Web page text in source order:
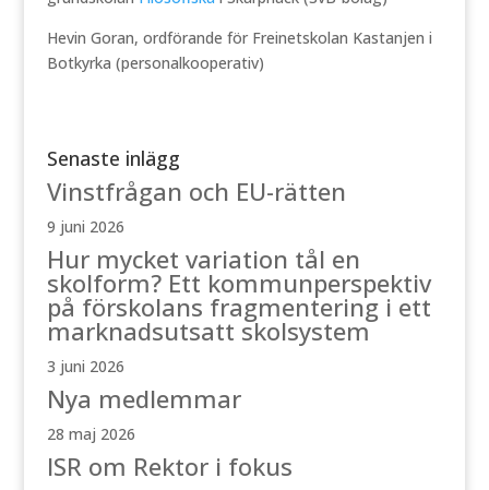
Hevin Goran, ordförande för Freinetskolan Kastanjen i
Botkyrka (personalkooperativ)
Senaste inlägg
Vinstfrågan och EU-rätten
9 juni 2026
Hur mycket variation tål en
skolform? Ett kommunperspektiv
på förskolans fragmentering i ett
marknadsutsatt skolsystem
3 juni 2026
Nya medlemmar
28 maj 2026
ISR om Rektor i fokus